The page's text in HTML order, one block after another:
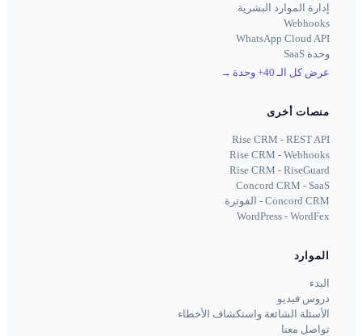
إدارة الموارد البشرية
Webhooks
WhatsApp Cloud API
وحدة SaaS
عرض كل الـ 40+ وحدة
→
منصات أخرى
Rise CRM - REST API
Rise CRM - Webhooks
Rise CRM - RiseGuard
Concord CRM - SaaS
Concord CRM - الفوترة
WordPress - WordFex
الموارد
البدء
دروس فيديو
الأسئلة الشائعة واستكشاف الأخطاء
تواصل معنا